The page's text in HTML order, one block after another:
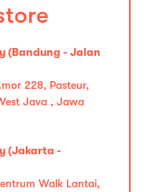
(Bandung - Jalan
228, Pasteur,
Java , Jawa
(Jakarta -
Walk Lantai,